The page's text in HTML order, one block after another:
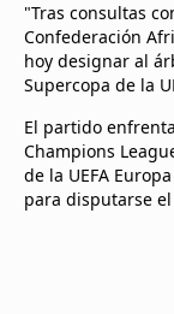
"Tras consultas
Confederación
hoy designar al
Supercopa de la
El partido
Champions
de la UEFA
para disputarse